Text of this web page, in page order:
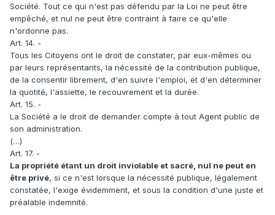
Société. Tout ce qui n'est pas défendu par la Loi ne peut être
empêché, et nul ne peut être contraint à faire ce qu'elle
n'ordonne pas.
Art. 14. -
Tous les Citoyens ont le droit de constater, par eux-mêmes ou
par leurs représentants, la nécessité de la contribution publique,
de la consentir librement, d'en suivre l'emploi, et d'en déterminer
la quotité, l'assiette, le recouvrement et la durée.
Art. 15. -
La Société a le droit de demander compte à tout Agent public de
son administration.
(…)
Art. 17. -
La propriété étant un droit inviolable et sacré, nul ne peut en
être privé, si ce n'est lorsque la nécessité publique, légalement
constatée, l'exige évidemment, et sous la condition d'une juste et
préalable indemnité.